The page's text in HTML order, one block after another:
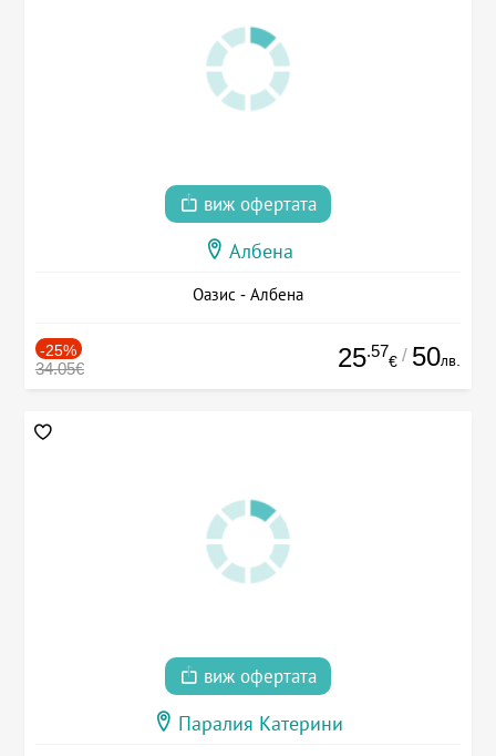
виж офертата
Албена
Оазис - Албена
-25%
34.05€ 25.57
€ / 50лв.
виж офертата
Паралия Катерини